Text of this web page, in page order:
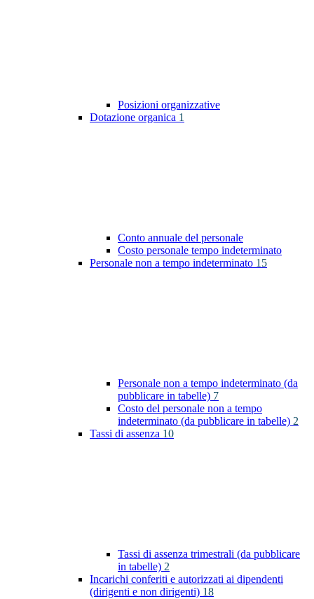
Posizioni organizzative
Dotazione organica 1
Conto annuale del personale
Costo personale tempo indeterminato
Personale non a tempo indeterminato 15
Personale non a tempo indeterminato (da
pubblicare in tabelle) 7
Costo del personale non a tempo
indeterminato (da pubblicare in tabelle) 2
Tassi di assenza 10
Tassi di assenza trimestrali (da pubblicare
in tabelle) 2
Incarichi conferiti e autorizzati ai dipendenti
(dirigenti e non dirigenti) 18